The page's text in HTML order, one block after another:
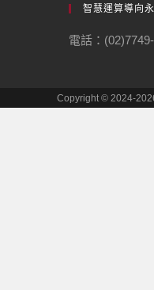
智慧運算導向
電話：
Copyright © 2024-